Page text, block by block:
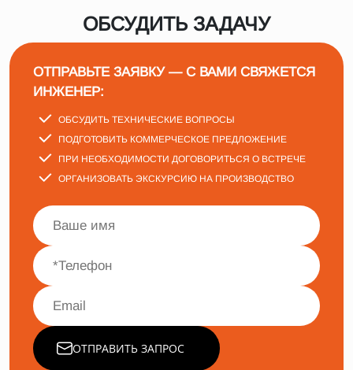
ОБСУДИТЬ ЗАДАЧУ
ОТПРАВЬТЕ ЗАЯВКУ — С ВАМИ СВЯЖЕТСЯ
ИНЖЕНЕР:
ОБСУДИТЬ ТЕХНИЧЕСКИЕ ВОПРОСЫ
ПОДГОТОВИТЬ КОММЕРЧЕСКОЕ ПРЕДЛОЖЕНИЕ
ПРИ НЕОБХОДИМОСТИ ДОГОВОРИТЬСЯ О ВСТРЕЧЕ
ОРГАНИЗОВАТЬ ЭКСКУРСИЮ НА ПРОИЗВОДСТВО
ОТПРАВИТЬ ЗАПРОС